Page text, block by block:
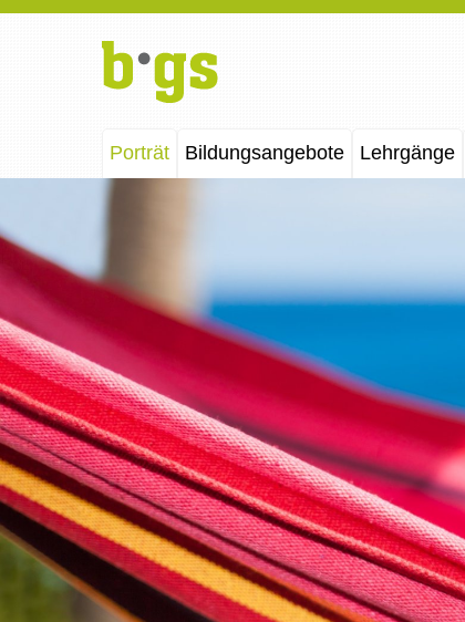
Porträt Bildungsangebote Lehrgänge